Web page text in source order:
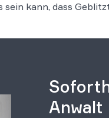
kann, dass
Anwalt